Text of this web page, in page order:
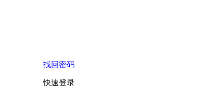
找回密码
快速登录